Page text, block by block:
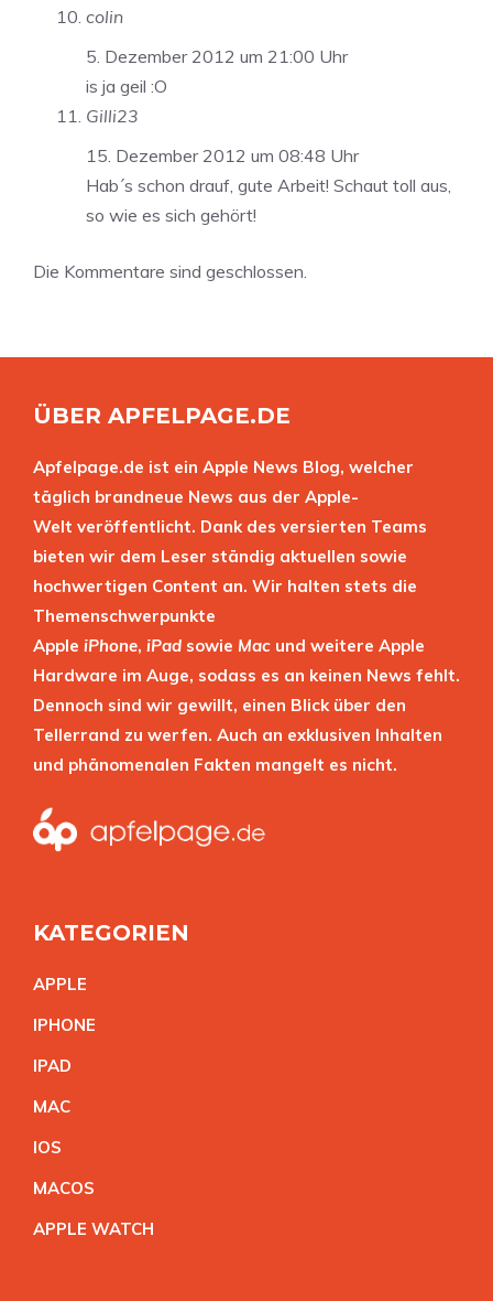
colin
5. Dezember 2012 um 21:00 Uhr
is ja geil :O
Gilli23
15. Dezember 2012 um 08:48 Uhr
Hab´s schon drauf, gute Arbeit! Schaut toll aus,
so wie es sich gehört!
Die Kommentare sind geschlossen.
ÜBER APFELPAGE.DE
Apfelpage.de ist ein Apple News Blog, welcher
täglich brandneue News aus der Apple-
Welt veröffentlicht. Dank des versierten Teams
bieten wir dem Leser ständig aktuellen sowie
hochwertigen Content an. Wir halten stets die
Themenschwerpunkte
Apple iPhone, iPad sowie Mac und weitere Apple
Hardware im Auge, sodass es an keinen News fehlt.
Dennoch sind wir gewillt, einen Blick über den
Tellerrand zu werfen. Auch an exklusiven Inhalten
und phänomenalen Fakten mangelt es nicht.
KATEGORIEN
APPLE
IPHONE
IPAD
MAC
IOS
MACOS
APPLE WATCH